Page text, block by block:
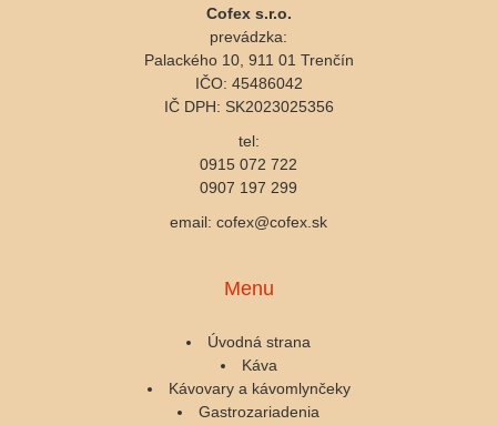
Cofex s.r.o.
prevádzka:
Palackého 10, 911 01 Trenčín
IČO: 45486042
IČ DPH: SK2023025356
tel:
0915 072 722
0907 197 299
email: cofex@cofex.sk
Menu
Úvodná strana
Káva
Kávovary a kávomlynčeky
Gastrozariadenia